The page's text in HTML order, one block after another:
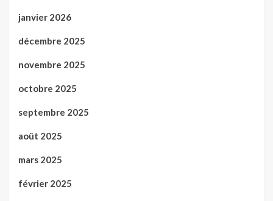
janvier 2026
décembre 2025
novembre 2025
octobre 2025
septembre 2025
août 2025
mars 2025
février 2025